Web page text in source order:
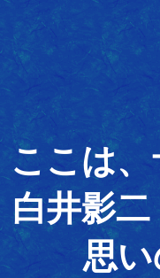
ここは
白井影
思